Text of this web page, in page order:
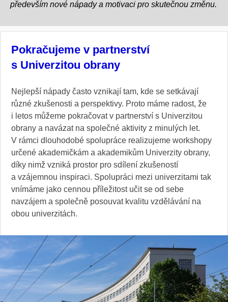
především nové nápady a motivaci pro skutečnou změnu.
Pokračujeme v partnerství
s Univerzitou obrany
Nejlepší nápady často vznikají tam, kde se setkávají
různé zkušenosti a perspektivy. Proto máme radost, že
i letos můžeme pokračovat v partnerství s Univerzitou
obrany a navázat na společné aktivity z minulých let.
V rámci dlouhodobé spolupráce realizujeme workshopy
určené akademičkám a akademikům Univerzity obrany,
díky nimž vzniká prostor pro sdílení zkušeností
a vzájemnou inspiraci. Spolupráci mezi univerzitami tak
vnímáme jako cennou příležitost učit se od sebe
navzájem a společně posouvat kvalitu vzdělávání na
obou univerzitách.